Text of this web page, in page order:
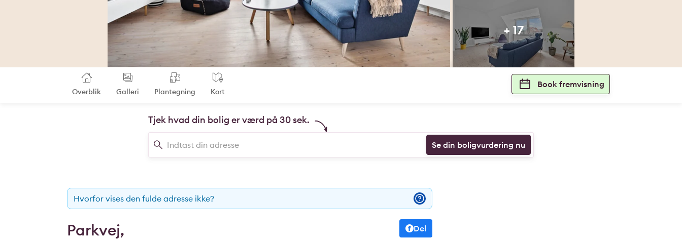
+ 17
Overblik Galleri Plantegning Kort
Book fremvisning
Tjek hvad din bolig er værd på 30 sek.
Se din boligvurdering nu
Hvorfor vises den fulde adresse ikke?
Parkvej,
Del